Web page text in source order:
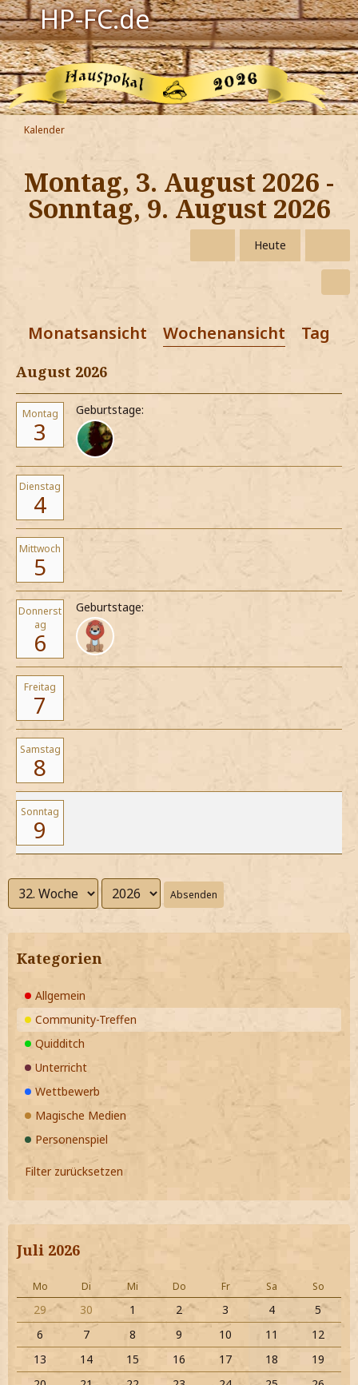
HP-FC.de
Navigation
Harry Potter
Der HP-FC
Hogwarts
Zauberwelt
Jetzt Fanclub-Mitglied werden!
Kalender
Montag, 3. August 2026 -
Sonntag, 9. August 2026
Heute
Monatsansicht Wochenansicht
August 2026
Montag
3
Geburtstage:
Dienstag
4
Mittwoch
5
Donnerst
ag
6
Geburtstage:
Freitag
7
Samstag
8
Sonntag
9
Absenden
Kategorien
Allgemein
Community-Treffen
Quidditch
Unterricht
Wettbewerb
Magische Medien
Personenspiel
Filter zurücksetzen
Juli 2026
Mo Di Mi Do Fr Sa So
29 30 1 2 3 4
5
6
7 8 9 10 11
12
13
14 15 16 17 18
19